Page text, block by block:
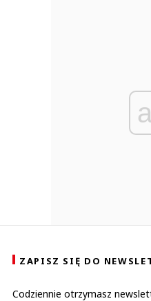
ZAPISZ SIĘ DO
Codziennie otrzymasz